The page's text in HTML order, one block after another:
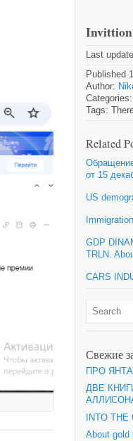
Invittion
Last
Published
Author:
Categories:
Tags:
Related
от 15
US
GDP
TRLN.
CARS
Свежие
ПРО
ДВЕ
INTO
About gold